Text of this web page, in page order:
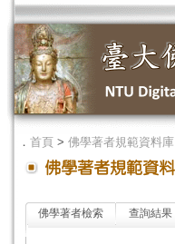
． 首頁 > 佛學著者規範資料庫
佛學著者檢索 查詢結果